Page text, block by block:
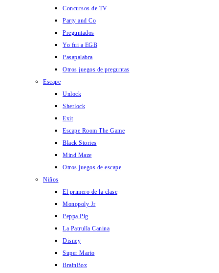
Concursos de TV
Party and Co
Preguntados
Yo fui a EGB
Pasapalabra
Otros juegos de preguntas
Escape
Unlock
Sherlock
Exit
Escape Room The Game
Black Stories
Mind Maze
Otros juegos de escape
Niños
El primero de la clase
Monopoly Jr
Peppa Pig
La Patrulla Canina
Disney
Super Mario
BrainBox